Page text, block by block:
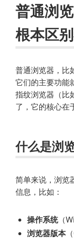
普通浏
根本区
普通浏览器，比
它们的主要功能
指纹浏览器（比
了，它的核心在
什么是浏
简单来说，浏览
信息，比如：
操作系统（
浏览器版本